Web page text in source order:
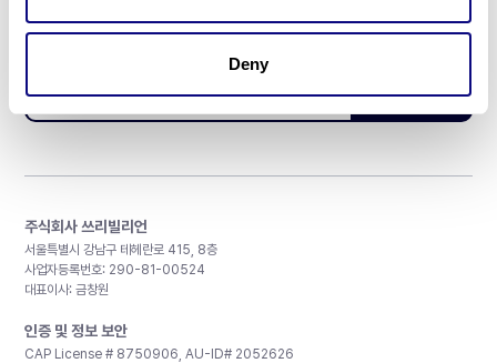
Deny
매달 뉴스레터를 통해 최신 블로그 포스트와 소식을 받아보세요.
주식회사 쓰리빌리언
서울특별시 강남구 테헤란로 415, 8층
사업자등록번호: 290-81-00524
대표이사: 금창원
인증 및 정보 보안
CAP License # 8750906, AU-ID# 2052626